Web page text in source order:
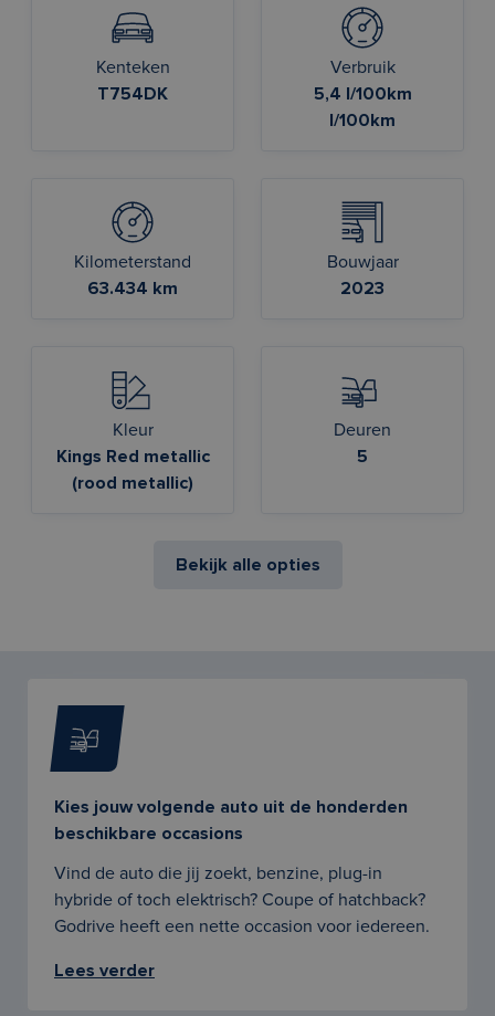
Kenteken
T754DK
Verbruik
5,4 l/100km
l/100km
Kilometerstand
63.434 km
Bouwjaar
2023
Kleur
Kings Red metallic
(rood metallic)
Deuren
5
Bekijk alle opties
Kies jouw volgende auto uit de honderden
beschikbare occasions
Vind de auto die jij zoekt, benzine, plug-in
hybride of toch elektrisch? Coupe of hatchback?
Godrive heeft een nette occasion voor iedereen.
Lees verder